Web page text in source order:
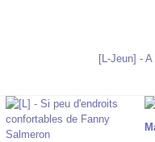
[L-Jeun] -